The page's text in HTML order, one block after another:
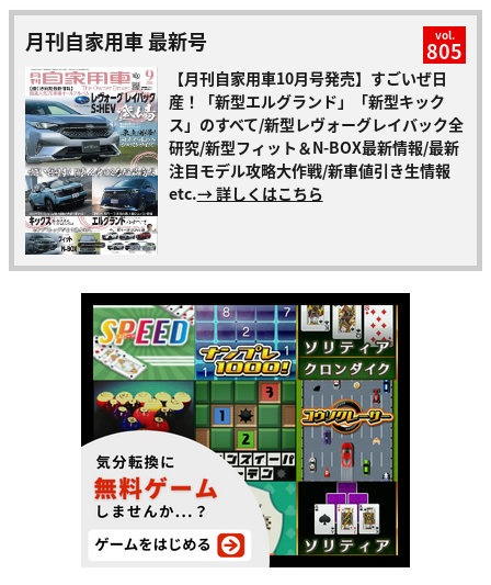
月刊自家用車 最新号 vol.
805
【月刊自家用車10月号発売】すごいぜ日
産！「新型エルグランド」「新型キック
ス」のすべて/新型レヴォーグレイバック全
研究/新型フィット＆N-BOX最新情報/最新
注目モデル攻略大作戦/新車値引き生情報
etc.→ 詳しくはこちら